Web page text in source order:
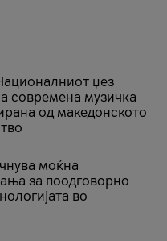
џез
современа музичка
од македонското
моќна
за поодговорно
во